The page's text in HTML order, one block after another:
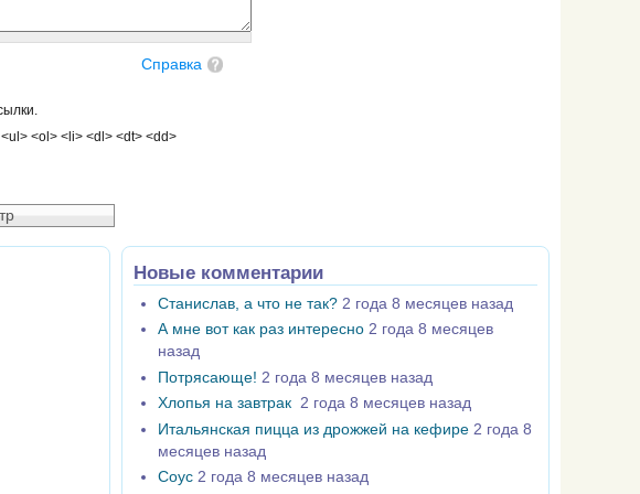
Справка
<ol> <li> <dl> <dt> <dd>
Новые комментарии
Станислав, а что не так? 2 года 8 месяцев назад
А мне вот как раз интересно 2 года 8 месяцев
назад
Потрясающе! 2 года 8 месяцев назад
Хлопья на завтрак 2 года 8 месяцев назад
Итальянская пицца из дрожжей на кефире 2 года 8
месяцев назад
Соус 2 года 8 месяцев назад